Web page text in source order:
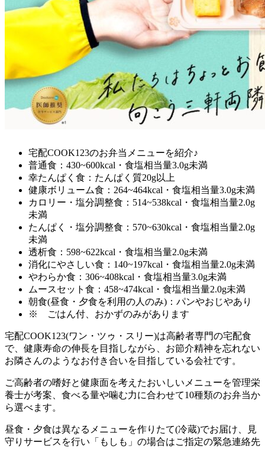
宅配COOK123のお弁当メニューを紹介♪
普通食：430~600kcal・食塩相当量3.0g未満
幸たんぱく食：たんぱく質20g以上
健康ボリューム食：264~464kcal・食塩相当量3.0g未満
カロリー・塩分調整食：514~538kcal・食塩相当量2.0g
未満
たんぱく・塩分調整食：570~630kcal・食塩相当量2.0g
未満
透析食：598~622kcal・食塩相当量2.0g未満
消化にやさしい食：140~197kcal・食塩相当量2.0g未満
やわらか食：306~408kcal・食塩相当量3.0g未満
ムースセット食：458~474kcal・食塩相当量2.0g未満
朝食(昼食・夕食を利用の人のみ)：パンやおじやあり
※ ごはん付、おかずのみがあります
宅配COOK123(ワン・ツゥ・スリー)は高齢者専門の宅配食
で、健康寿命の伸長を目指しながら、お節介精神を忘れない
お隣さんのようなお付き合いを目指している会社です。
ご高齢者の嗜好と健康面を考えたおいしいメニューを管理栄
養士が考案、食べる量や噛む力に合わせて10種類のお弁当か
ら選べます。
昼食・夕食は異なるメニューを作りたて(冷蔵)でお届け、見
守りサービスを行い「もしも」の場合はご指定の緊急連絡先